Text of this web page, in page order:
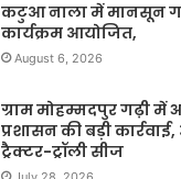
कटुआ नाला में मानसून
कार्यक्रम आयोजित,
August 6, 2026
ग्राम मोहम्मदपुर गढ़ी में
प्रशासन की बड़ी
ट्रैक्टर-ट्रॉली सीज